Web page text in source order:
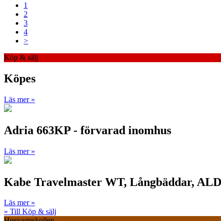
1
2
3
4
>
Köp & sälj
Köpes
Läs mer »
Adria 663KP - förvarad inomhus
Läs mer »
Kabe Travelmaster WT, Långbäddar,
Läs mer »
» Till Köp & sälj